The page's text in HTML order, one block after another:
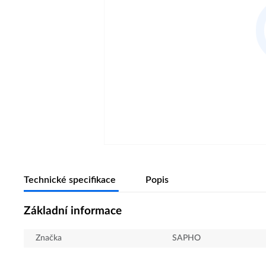
Technické specifikace Popis
Základní informace
Značka SAPHO